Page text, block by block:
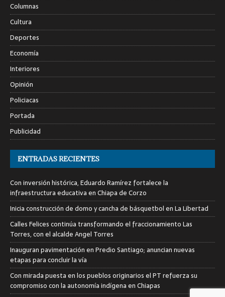
Columnas
Cultura
Deportes
Economía
Interiores
Opinión
Policiacas
Portada
Publicidad
ENTRADAS RECIENTES
Con inversión histórica, Eduardo Ramírez fortalece la
infraestructura educativa en Chiapa de Corzo
Inicia construcción de domo y cancha de básquetbol en La Libertad
Calles Felices continúa transformando el fraccionamiento Las
Torres, con el alcalde Angel Torres
Inauguran pavimentación en Predio Santiago; anuncian nuevas
etapas para concluir la vía
Con mirada puesta en los pueblos originarios el PT refuerza su
compromiso con la autonomía indígena en Chiapas